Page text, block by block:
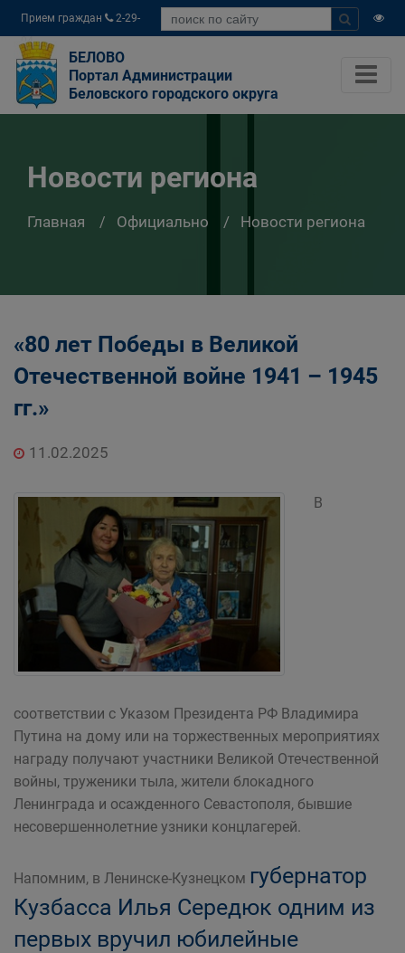
Прием граждан
2-29-
04
БЕЛОВО
Портал Администрации
Беловского городского округа
Новости региона
Главная Официально Новости региона
«80 лет Победы в Великой
Отечественной войне 1941 – 1945
гг.»
11.02.2025
В
соответствии с Указом Президента РФ Владимира
Путина на дому или на торжественных мероприятиях
награду получают участники Великой Отечественной
войны, труженики тыла, жители блокадного
Ленинграда и осажденного Севастополя, бывшие
несовершеннолетние узники концлагерей.
Напомним, в Ленинске-Кузнецком губернатор
Кузбасса Илья Середюк одним из
первых вручил юбилейные